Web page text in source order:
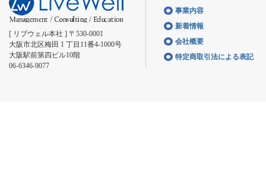
[ リブウェル本社 ] 〒530-0001
大阪市北区梅田 1 丁目11番4-1000号
大阪駅前第四ビル10階
06-6346-9077
事業内容
新着情報
会社概要
特定商取引法による表記